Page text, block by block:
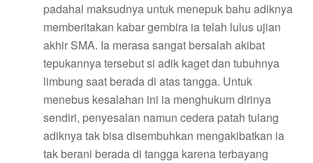
padahal maksudnya untuk menepuk bahu adiknya
memberitakan kabar gembira ia telah lulus ujian
akhir SMA. Ia merasa sangat bersalah akibat
tepukannya tersebut si adik kaget dan tubuhnya
limbung saat berada di atas tangga. Untuk
menebus kesalahan ini ia menghukum dirinya
sendiri, penyesalan namun cedera patah tulang
adiknya tak bisa disembuhkan mengakibatkan ia
tak berani berada di tangga karena terbayang